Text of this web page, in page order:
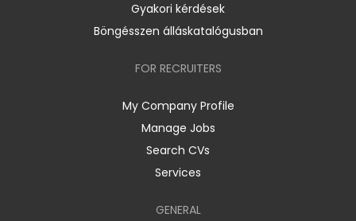
Gyakori kérdések
Böngésszen álláskatalógusban
FOR RECRUITERS
My Company Profile
Manage Jobs
Search CVs
Services
GENERAL